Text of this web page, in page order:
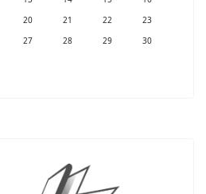
20 21 22
23
27 28 29
30